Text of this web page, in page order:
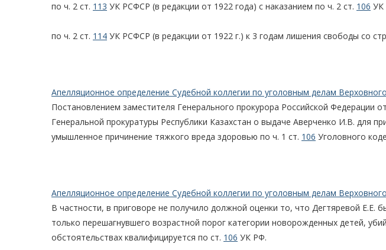
по ч. 2 ст. 113 УК РСФСР (в редакции от 1922 года) с наказанием по ч. 2 ст. 106 УК
по ч. 2 ст. 114 УК РСФСР (в редакции от 1922 г.) к 3 годам лишения свободы со
Апелляционное определение Судебной коллегии по уголовным делам
Постановлением заместителя Генерального прокурора Российской Федерации
Генеральной прокуратуры Республики Казахстан о выдаче Аверченко И.В. для
умышленное причинение тяжкого вреда здоровью по ч. 1 ст. 106 Уголовного
Апелляционное определение Судебной коллегии по уголовным делам
В частности, в приговоре не получило должной оценки то, что Дегтяревой Е.Е.
только перешагнувшего возрастной порог категории новорожденных детей,
обстоятельствах квалифицируется по ст. 106 УК РФ.